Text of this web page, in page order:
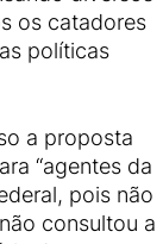
os catadores
políticas
a proposta
“agentes da
pois não
consultou a